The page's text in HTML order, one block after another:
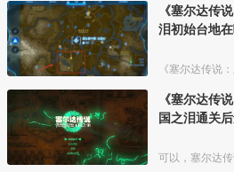
《塞尔达传
泪初始台地
《塞尔达传
国之泪通关